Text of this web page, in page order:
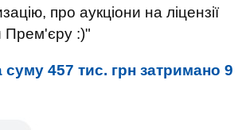
про аукціони на ліцензії
Прем'єру :)"
457 тис. грн затримано 9